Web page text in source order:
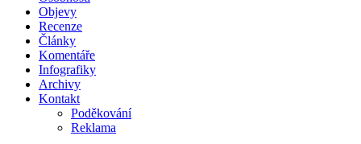
Objevy
Recenze
Články
Komentáře
Infografiky
Archivy
Kontakt
Poděkování
Reklama